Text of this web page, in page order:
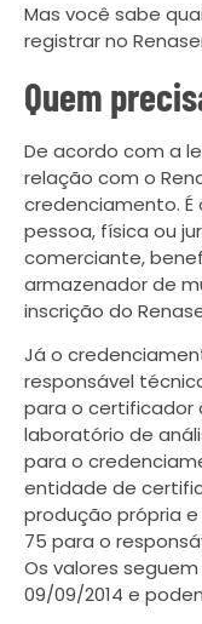
Mas você sabe
registrar no
Quem
De acordo com a
relação com o
credenciamento.
pessoa, física ou
comerciante,
armazenador de
inscrição do
Já o
responsável
para o certificador
laboratório de
para o
entidade de
produção própria
75 para o
Os valores
09/09/2014 e